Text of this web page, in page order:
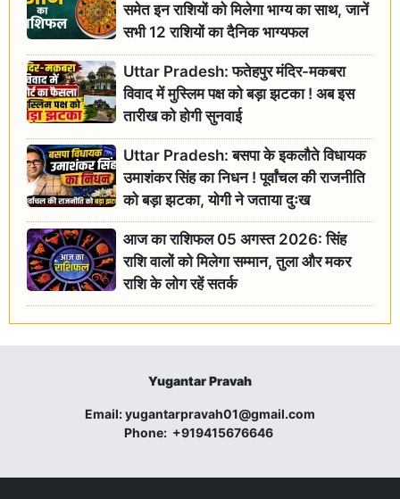
समेत इन राशियों को मिलेगा भाग्य का साथ, जानें
सभी 12 राशियों का दैनिक भाग्यफल
Uttar Pradesh: फतेहपुर मंदिर-मकबरा
विवाद में मुस्लिम पक्ष को बड़ा झटका ! अब इस
तारीख को होगी सुनवाई
Uttar Pradesh: बसपा के इकलौते विधायक
उमाशंकर सिंह का निधन ! पूर्वांचल की राजनीति
को बड़ा झटका, योगी ने जताया दुःख
आज का राशिफल 05 अगस्त 2026: सिंह
राशि वालों को मिलेगा सम्मान, तुला और मकर
राशि के लोग रहें सतर्क
Yugantar Pravah
Email:yugantarpravah01@gmail.com
Phone: +919415676646